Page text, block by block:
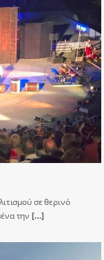
σε θερινό
την […]